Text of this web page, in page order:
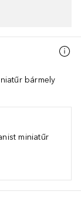
bármely
miniatűr